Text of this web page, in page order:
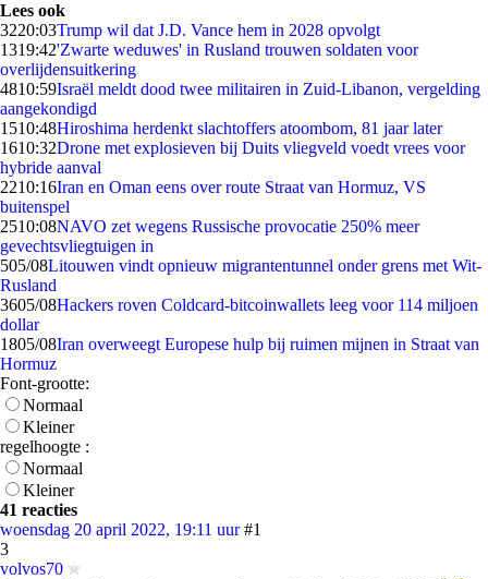
Lees ook
3220:03Trump wil dat J.D. Vance hem in 2028 opvolgt
1319:42'Zwarte weduwes' in Rusland trouwen soldaten voor
overlijdensuitkering
4810:59Israël meldt dood twee militairen in Zuid-Libanon, vergelding
aangekondigd
1510:48Hiroshima herdenkt slachtoffers atoombom, 81 jaar later
1610:32Drone met explosieven bij Duits vliegveld voedt vrees voor
hybride aanval
2210:16Iran en Oman eens over route Straat van Hormuz, VS
buitenspel
2510:08NAVO zet wegens Russische provocatie 250% meer
gevechtsvliegtuigen in
505/08Litouwen vindt opnieuw migrantentunnel onder grens met Wit-
Rusland
3605/08Hackers roven Coldcard-bitcoinwallets leeg voor 114 miljoen
dollar
1805/08Iran overweegt Europese hulp bij ruimen mijnen in Straat van
Hormuz
Font-grootte:
Normaal
Kleiner
regelhoogte :
Normaal
Kleiner
41 reacties
woensdag 20 april 2022, 19:11 uur #1
3
volvos70